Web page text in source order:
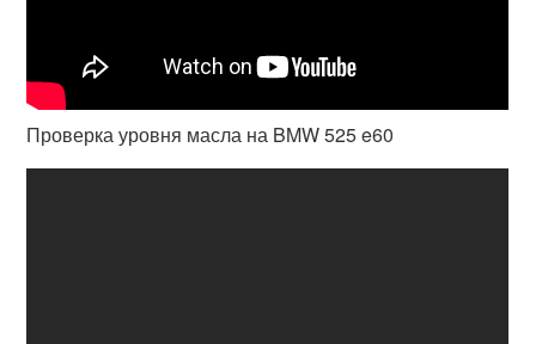
Проверка уровня масла на BMW 525 e60